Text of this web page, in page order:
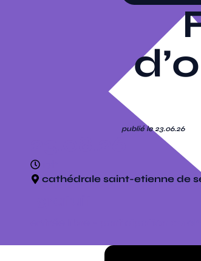
publié le 23.06.26
cathédrale saint-etienne de